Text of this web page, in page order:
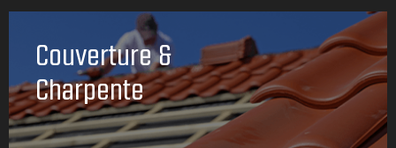
Couverture &
Charpente